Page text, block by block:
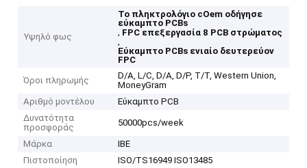
Υψηλό φως
Το πληκτρολόγιο cOem οδήγησε
εύκαμπτο PCBs
, FPC επεξεργασία 8 PCB στρώματος
,
Εύκαμπτο PCBs ενιαίο δευτερεύον
FPC
Όροι πληρωμής
D/A, L/C, D/A, D/P, T/T, Western Union,
MoneyGram
Αριθμό μοντέλου
Εύκαμπτο PCB
Δυνατότητα
προσφοράς
50000pcs/week
Μάρκα
IBE
Πιστοποίηση
ISO/TS16949 ISO13485